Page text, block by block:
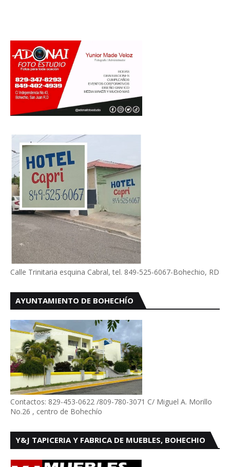
Calle Trinitaria esquina Cabral, tel. 849-525-6067-Bohechio, RD
AYUNTAMIENTO DE BOHECHÍO
Contactos: 829-453-0622 /809-780-3071 C/ Miguel A. Morillo
No.26 , centro de Bohechío
Y&J TAPICERIA Y FABRICA DE MUEBLES, BOHECHIO